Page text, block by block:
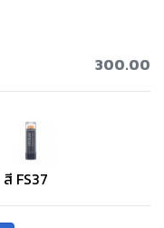
300.00
สี FS37